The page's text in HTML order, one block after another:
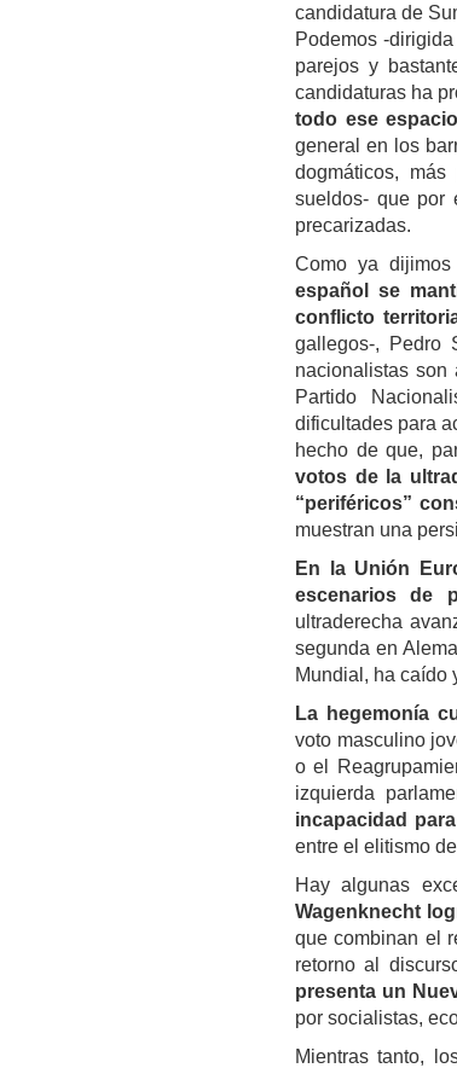
candidatura de
Podemos -
parejos y
candidaturas ha
todo ese
general en los
dogmáticos,
sueldos- que por
precarizadas.
Como ya
español se
conflicto
gallegos-, Pedro
nacionalistas son
Partido
dificultades para
hecho de que,
votos de la
“periféricos”
muestran una
En la Unión
escenarios de
ultraderecha
segunda en
Mundial, ha caído
La hegemonía
voto masculino
o el
izquierda
incapacidad
entre el elitismo
Hay algunas
Wagenknecht
que combinan el
retorno al
presenta un
por socialistas,
Mientras tanto,